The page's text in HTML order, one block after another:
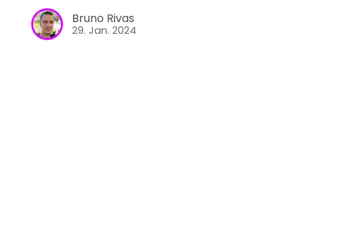
Bruno Rivas
29. Jan. 2024